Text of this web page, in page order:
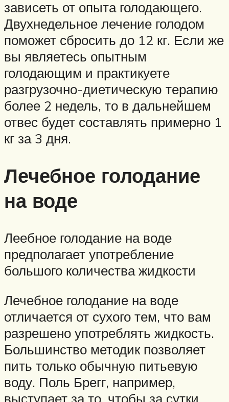
зависеть от опыта голодающего.
Двухнедельное лечение голодом
поможет сбросить до 12 кг. Если же
вы являетесь опытным
голодающим и практикуете
разгрузочно-диетическую терапию
более 2 недель, то в дальнейшем
отвес будет составлять примерно 1
кг за 3 дня.
Лечебное голодание
на воде
Леебное голодание на воде
предполагает употребление
большого количества жидкости
Лечебное голодание на воде
отличается от сухого тем, что вам
разрешено употреблять жидкость.
Большинство методик позволяет
пить только обычную питьевую
воду. Поль Брегг, например,
выступает за то, чтобы за сутки